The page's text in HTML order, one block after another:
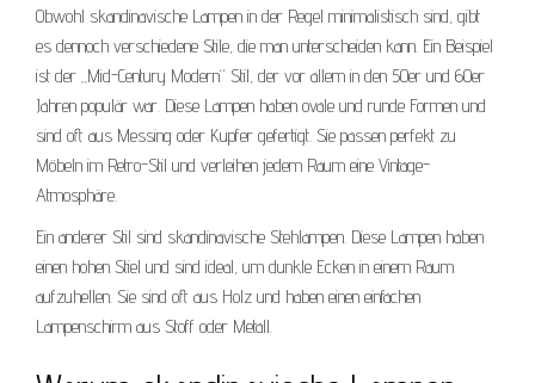
Obwohl skandinavische Lampen in der Regel minimalistisch sind, gibt
es dennoch verschiedene Stile, die man unterscheiden kann. Ein Beispiel
ist der „Mid-Century Modern“ Stil, der vor allem in den 50er und 60er
Jahren populär war. Diese Lampen haben ovale und runde Formen und
sind oft aus Messing oder Kupfer gefertigt. Sie passen perfekt zu
Möbeln im Retro-Stil und verleihen jedem Raum eine Vintage-
Atmosphäre.
Ein anderer Stil sind skandinavische Stehlampen. Diese Lampen haben
einen hohen Stiel und sind ideal, um dunkle Ecken in einem Raum
aufzuhellen. Sie sind oft aus Holz und haben einen einfachen
Lampenschirm aus Stoff oder Metall.